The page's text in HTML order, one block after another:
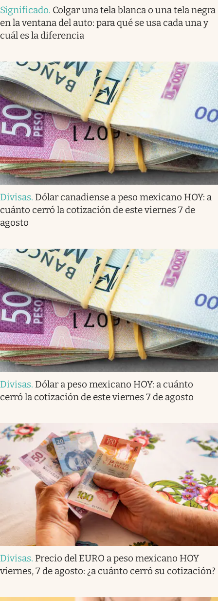
Significado. Colgar una tela blanca o una tela negra
en la ventana del auto: para qué se usa cada una y
cuál es la diferencia
Divisas. Dólar canadiense a peso mexicano HOY: a
cuánto cerró la cotización de este viernes 7 de
agosto
Divisas. Dólar a peso mexicano HOY: a cuánto
cerró la cotización de este viernes 7 de agosto
Divisas. Precio del EURO a peso mexicano HOY
viernes, 7 de agosto: ¿a cuánto cerró su cotización?